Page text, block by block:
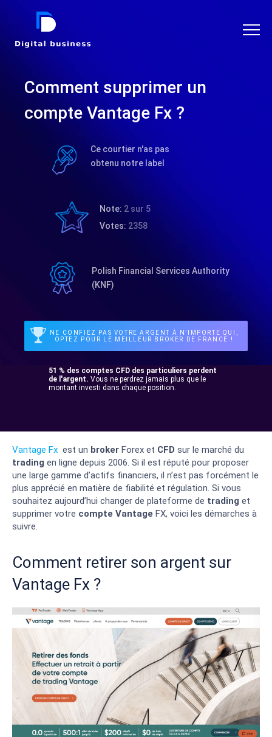
DIGITAL BUSINESS
Comment supprimer un
compte Vantage Fx ?
Ce courtier n'as pas
obtenu notre label
Note: 2 sur 5
Votes: 2358
Polish Financial Services Authority
(KNF)
NE CONFIEZ PAS VOTRE ARGENT À N’IMPORTE QUI,
OPTEZ POUR LE MEILLEUR BROKER DE FRANCE !
51 % des comptes CFD des particuliers perdent
de l'argent. Vous ne perdrez jamais plus que le
montant investi dans chaque position.
Vantage Fx est un broker Forex et CFD sur le marché du
trading en ligne depuis 2006. Si il est réputé pour proposer
une large gamme d’actifs financiers, il n’est pas forcément le
plus apprécié en matière de fiabilité et régulation. Si vous
souhaitez aujourd’hui changer de plateforme de trading et
supprimer votre compte Vantage FX, voici les démarches à
suivre.
Comment retirer son argent sur
Vantage Fx ?